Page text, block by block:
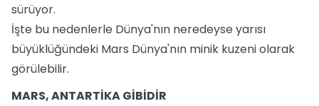
sürüyor.
İşte bu nedenlerle Dünya'nın neredeyse yarısı
büyüklüğündeki Mars Dünya'nın minik kuzeni olarak
görülebilir.
MARS, ANTARTİKA GİBİDİR